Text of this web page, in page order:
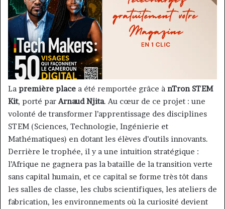
La première place a été remportée grâce à nTron STEM
Kit, porté parArnaud Njita. Au cœur de ce projet : une
volonté de transformer l’apprentissage des disciplines
STEM (Sciences, Technologie, Ingénierie et
Mathématiques) en dotant les élèves d’outils innovants.
Derrière le trophée, il y a une intuition stratégique :
l’Afrique ne gagnera pas la bataille de la transition verte
sans capital humain, et ce capital se forme très tôt dans
les salles de classe, les clubs scientifiques, les ateliers de
fabrication, les environnements où la curiosité devient